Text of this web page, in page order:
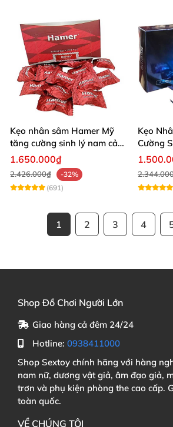
Kẹo nhân sâm Hamer Mỹ
tăng cường sinh lý nam cải
thiện sức khỏe
1.650.000₫
2.426.000₫
-32%
(691)
Kẹo
Cường
Khi Lâm
1 2 3 4
Shop Đồ Chơi Người Lớn
Giao hàng cả đêm 24/24
Hotline: 0938411000
Shop Sextoy chính hãng với hàng
nam nữ, dương vật giả, âm đạo giả,
trơn và phụ kiện phòng the cao cấp.
toàn quốc.
VỀ CHÚNG TÔI